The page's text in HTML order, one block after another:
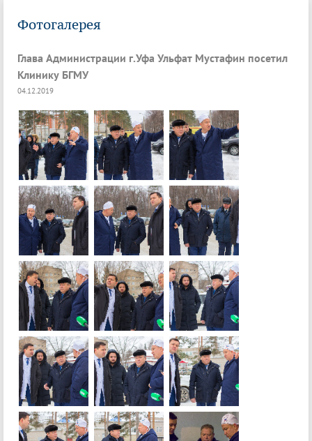
Фотогалерея
Глава Администрации г.Уфа Ульфат Мустафин посетил
Клинику БГМУ
04.12.2019